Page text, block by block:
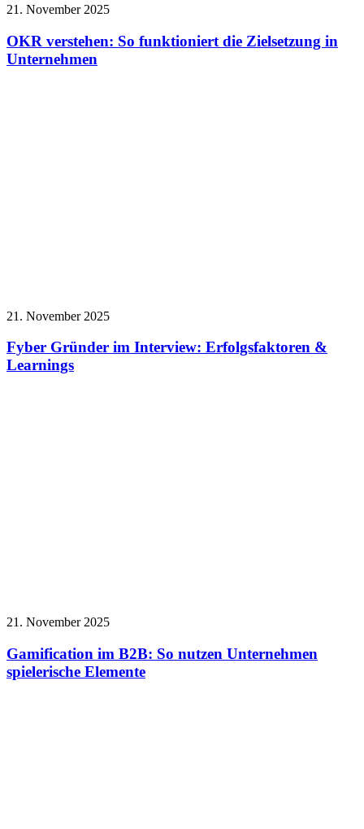
21. November 2025
OKR verstehen: So funktioniert die Zielsetzung in
Unternehmen
21. November 2025
Fyber Gründer im Interview: Erfolgsfaktoren &
Learnings
21. November 2025
Gamification im B2B: So nutzen Unternehmen
spielerische Elemente